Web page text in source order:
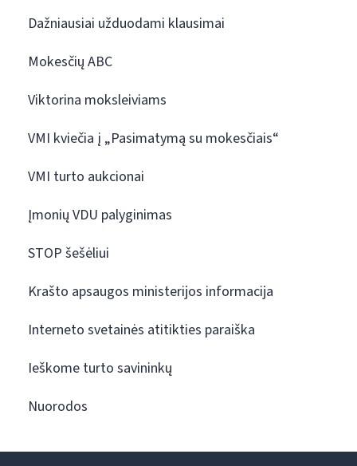
Dažniausiai užduodami klausimai
Mokesčių ABC
Viktorina moksleiviams
VMI kviečia į „Pasimatymą su mokesčiais“
VMI turto aukcionai
Įmonių VDU palyginimas
STOP šešėliui
Krašto apsaugos ministerijos informacija
Interneto svetainės atitikties paraiška
Ieškome turto savininkų
Nuorodos